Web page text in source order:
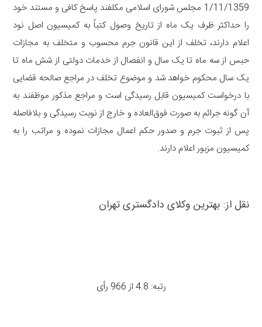
1/11/1359 مجلس‌ شورای اسلامی مکلفند پاسخ کافی و مستند خود
را حداکثر ظرف یک‌ ماه از تاریخ وصول کتباً به کمیسیون اصل نود
اعلام دارند، تخلف از این قانون جرم محسوب و متخلف به مجازات
حبس از سه ماه تا یک‌ سال و انفصال از خدمات دولتی از شش ماه تا
یک سال محکوم خواهد شد و موضوع تخلف در مراجع صالحه قضایی
با درخواست کمیسیون قابل ‌رسیدگی است و مراجع مذکور موظفند به
آن گونه جرائم به صورت فوق‌العاده و خارج از نوبت رسیدگی و بلافاصله
پس از ثبوت جرم و صدور حکم‌ اعمال مجازات نموده و مراتب را به
کمیسیون مزبور اعلام دارند.
نقل از: بهترین وکلای دادگستری تهران
رتبه: 4.8 از 966 رأی